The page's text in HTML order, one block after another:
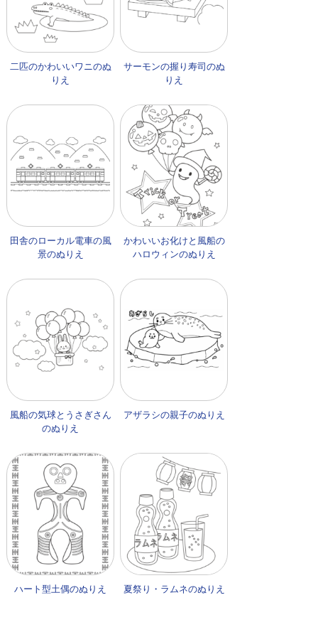
二匹のかわいいワニのぬ
りえ
サーモンの握り寿司のぬ
りえ
田舎のローカル電車の風
景のぬりえ
かわいいお化けと風船の
ハロウィンのぬりえ
風船の気球とうさぎさん
のぬりえ
アザラシの親子のぬりえ
ハート型土偶のぬりえ 夏祭り・ラムネのぬりえ